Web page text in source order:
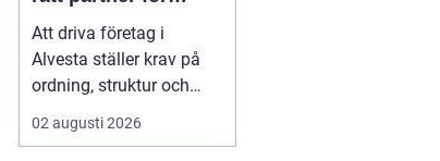
företagets ekonomi
Att driva företag i
Alvesta ställer krav på
ordning, struktur och
trygghet i ekonomin.
Många företagare vill
02 augusti 2026